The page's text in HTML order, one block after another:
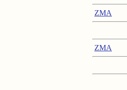
ZMA
ZMA